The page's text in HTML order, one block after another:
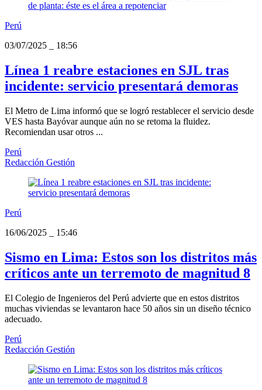
Perú
03/07/2025
18:56
Línea 1 reabre estaciones en SJL tras
incidente: servicio presentará demoras
El Metro de Lima informó que se logró restablecer el servicio desde
VES hasta Bayóvar aunque aún no se retoma la fluidez.
Recomiendan usar otros ...
Perú
Redacción Gestión
Perú
16/06/2025
15:46
Sismo en Lima: Estos son los distritos más
críticos ante un terremoto de magnitud 8
El Colegio de Ingenieros del Perú advierte que en estos distritos
muchas viviendas se levantaron hace 50 años sin un diseño técnico
adecuado.
Perú
Redacción Gestión